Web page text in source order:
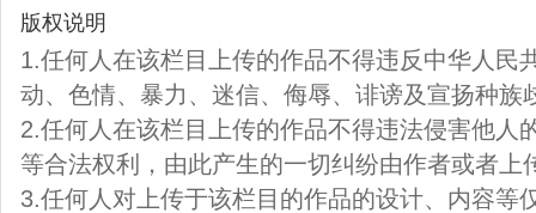
版权说明
1.任何人在该栏目上传的作品不得违反中华人民
动、色情、暴力、迷信、侮辱、诽谤及宣扬种族
2.任何人在该栏目上传的作品不得违法侵害他人
等合法权利，由此产生的一切纠纷由作者或者上
3.任何人对上传于该栏目的作品的设计、内容等